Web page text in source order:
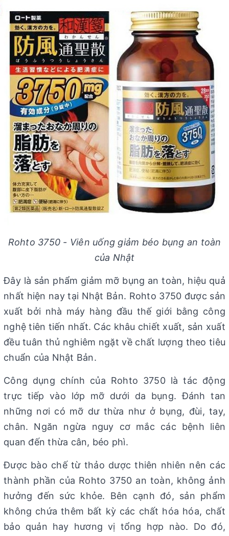
Rohto 3750 - Viên uống giảm béo bụng an toàn
của Nhật
Đây là sản phẩm giảm mỡ bụng an toàn, hiệu quả
nhất hiện nay tại Nhật Bản. Rohto 3750 được sản
xuất bởi nhà máy hàng đầu thế giới bằng công
nghệ tiên tiến nhất. Các khâu chiết xuất, sản xuất
đều tuân thủ nghiêm ngặt về chất lượng theo tiêu
chuẩn của Nhật Bản.
Công dụng chính của Rohto 3750 là tác động
trực tiếp vào lớp mỡ dưới da bụng. Đánh tan
những nơi có mỡ dư thừa như ở bụng, đùi, tay,
chân. Ngăn ngừa nguy cơ mắc các bệnh liên
quan đến thừa cân, béo phì.
Được bào chế từ thảo dược thiên nhiên nên các
thành phần của Rohto 3750 an toàn, không ảnh
hưởng đến sức khỏe. Bên cạnh đó, sản phẩm
không chứa thêm bất kỳ các chất hóa hóa, chất
bảo quản hay hương vị tổng hợp nào. Do đó,